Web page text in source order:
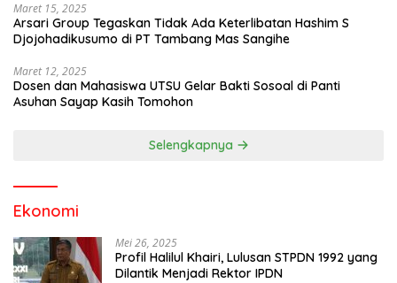
Maret 15, 2025
Arsari Group Tegaskan Tidak Ada Keterlibatan Hashim S
Djojohadikusumo di PT Tambang Mas Sangihe
Maret 12, 2025
Dosen dan Mahasiswa UTSU Gelar Bakti Sosoal di Panti
Asuhan Sayap Kasih Tomohon
Selengkapnya
Ekonomi
Mei 26, 2025
Profil Halilul Khairi, Lulusan STPDN 1992 yang
Dilantik Menjadi Rektor IPDN